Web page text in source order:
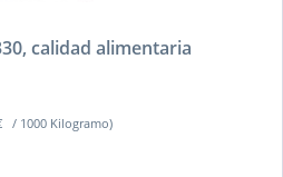
calidad alimentaria
/ 1000 Kilogramo)